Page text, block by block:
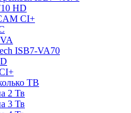
HD
CI+
ISB7-VA70
ТВ
2 Тв
3 Тв